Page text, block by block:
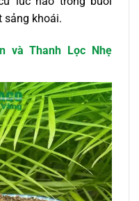
sảng khoái.
và Thanh Lọc Nhẹ